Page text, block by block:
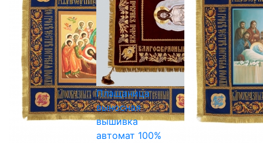
Плащаница
выносная
вышивка
автомат 100%